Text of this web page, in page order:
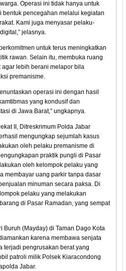
Operasi ini tidak hanya untuk
pencegahan melalui kegiatan
Kami juga menyasar pelaku-
jelasnya.
untuk terus meningkatkan
rawan. Selain itu, membuka ruang
lebih berani melapor bila
premanisme.
operasi ini dengan hasil
yang kondusif dan
di Jawa Barat,” ungkapnya.
II, Ditreskrimum Polda Jabar
mengungkap sejumlah kasus
oleh pelaku premanisme di
praktik pungli di Pasar
oleh kelompok pelaku yang
membayar uang parkir tanpa dasar
minuman secara paksa. Di
pelaku yang melakukan
di Pasar Ramadan, yang sempat
Buruh (Mayday) di Taman Dago Kota
karena membawa senjata
terjadi pengrusakan berat yang
patroli milik Polsek Kiaracondong
Jabar.